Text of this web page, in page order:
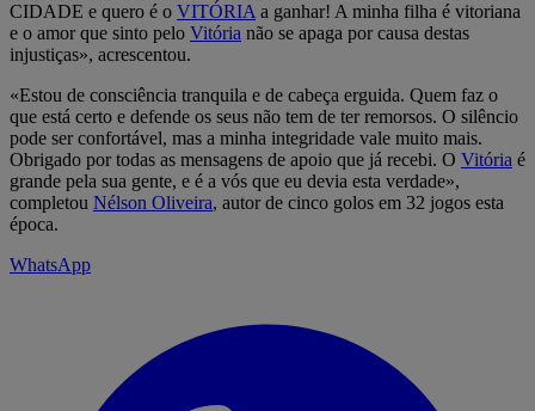
CIDADE e quero é o VITÓRIA a ganhar! A minha filha é vitoriana
e o amor que sinto pelo Vitória não se apaga por causa destas
injustiças», acrescentou.
«Estou de consciência tranquila e de cabeça erguida. Quem faz o
que está certo e defende os seus não tem de ter remorsos. O silêncio
pode ser confortável, mas a minha integridade vale muito mais.
Obrigado por todas as mensagens de apoio que já recebi. O Vitória é
grande pela sua gente, e é a vós que eu devia esta verdade»,
completou Nélson Oliveira, autor de cinco golos em 32 jogos esta
época.
WhatsApp